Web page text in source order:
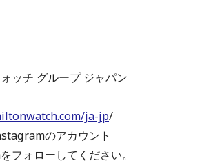
ッチ グループ ジャパン
ja-jp/
のアカウント
フォローしてください。